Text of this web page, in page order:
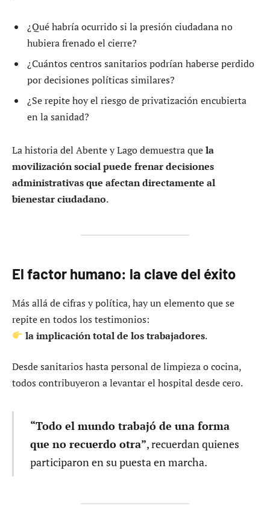
¿Qué habría ocurrido si la presión ciudadana no
hubiera frenado el cierre?
¿Cuántos centros sanitarios podrían haberse perdido
por decisiones políticas similares?
¿Se repite hoy el riesgo de privatización encubierta
en la sanidad?
La historia del Abente y Lago demuestra quela
movilización social puede frenar decisiones
administrativas que afectan directamente al
bienestar ciudadano.
El factor humano: la clave del éxito
Más allá de cifras y política, hay un elemento que se
repite en todos los testimonios:
la implicación total de los trabajadores.
Desde sanitarios hasta personal de limpieza o cocina,
todos contribuyeron a levantar el hospital desde cero.
“Todo el mundo trabajó de una forma
que no recuerdo otra”, recuerdan quienes
participaron en su puesta en marcha.